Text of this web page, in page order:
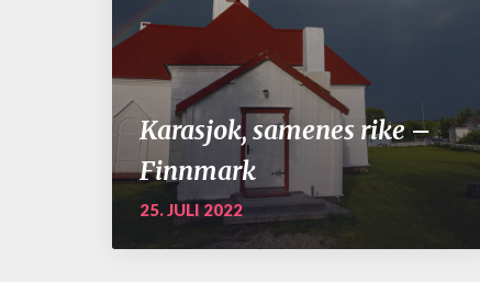
Karasjok, samenes rike –
Finnmark
25. JULI 2022